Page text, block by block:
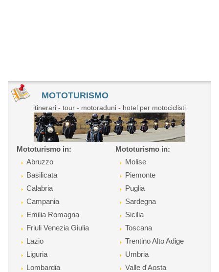
MOTOTURISMO
itinerari - tour - motoraduni - hotel per motociclisti
Mototurismo in:
Abruzzo
Basilicata
Calabria
Campania
Emilia Romagna
Friuli Venezia Giulia
Lazio
Liguria
Lombardia
Mototurismo in:
Molise
Piemonte
Puglia
Sardegna
Sicilia
Toscana
Trentino Alto Adige
Umbria
Valle d'Aosta